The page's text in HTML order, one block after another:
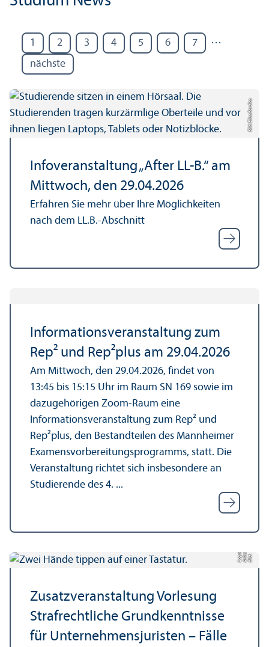
1 2 3 4 5 6 7 …
nächste
Bild: Elisa Berdica
Info­veranstaltung „After LL-B.“ am
Mittwoch, den 29.04.2026
Erfahren Sie mehr über Ihre Möglichkeiten
nach dem LL.B.-Abschnitt
Informations­veranstaltung zum
Rep² und Rep²plus am 29.04.2026
Am Mittwoch, den 29.04.2026, findet von
13:45 bis 15:15 Uhr im Raum SN 169 sowie im
dazugehörigen Zoom-Raum eine
Informations­veranstaltung zum Rep² und
Rep²plus, den Bestandteilen des Mannheimer
Examensvorbereitungs­programms, statt. Die
Veranstaltung richtet sich insbesondere an
Studierende des 4. ...
Bil
d:
A
n
n
aL
o
g
u
e
Zusatz­veranstaltung Vorlesung
Strafrechtliche Grund­kenntnisse
für Unter­nehmens­juristen – Fälle